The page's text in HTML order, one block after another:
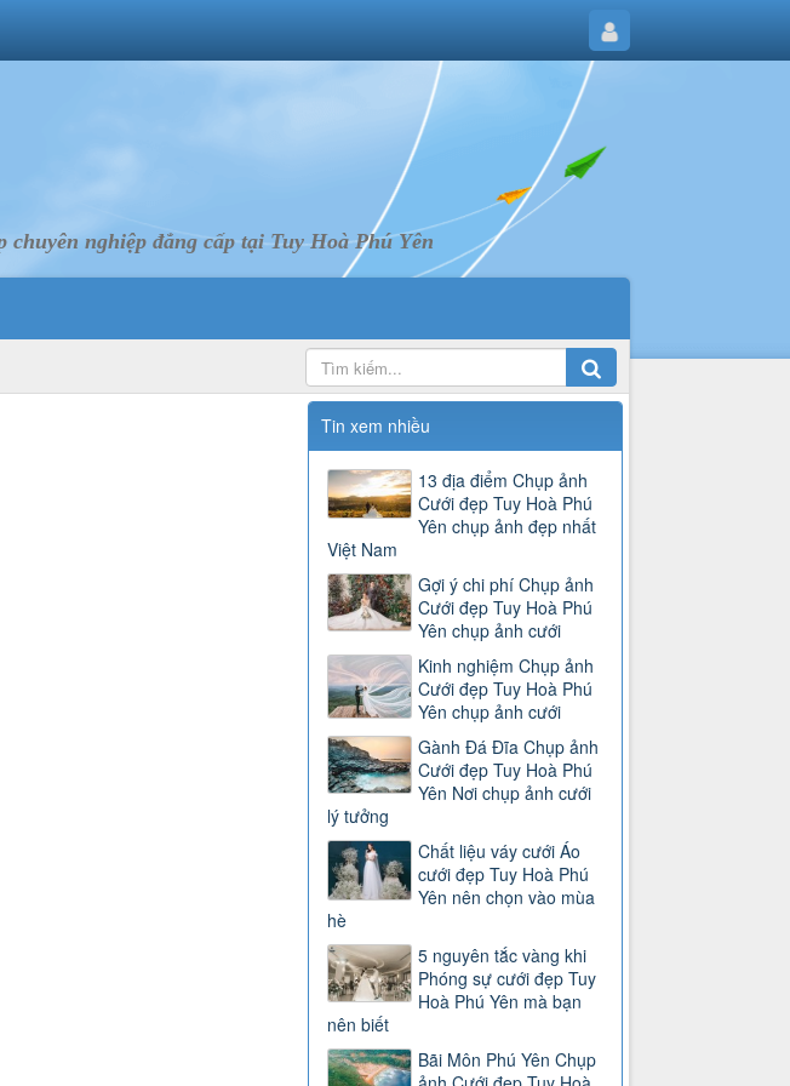
nghiệp đẳng cấp tại Tuy Hoà Phú Yên
Tin xem nhiều
13 địa điểm Chụp ảnh
Cưới đẹp Tuy Hoà Phú
Yên chụp ảnh đẹp nhất
Việt Nam
Gợi ý chi phí Chụp ảnh
Cưới đẹp Tuy Hoà Phú
Yên chụp ảnh cưới
Kinh nghiệm Chụp ảnh
Cưới đẹp Tuy Hoà Phú
Yên chụp ảnh cưới
Gành Đá Đĩa Chụp ảnh
Cưới đẹp Tuy Hoà Phú
Yên Nơi chụp ảnh cưới
lý tưởng
Chất liệu váy cưới Áo
cưới đẹp Tuy Hoà Phú
Yên nên chọn vào mùa
hè
5 nguyên tắc vàng khi
Phóng sự cưới đẹp Tuy
Hoà Phú Yên mà bạn
nên biết
Bãi Môn Phú Yên Chụp